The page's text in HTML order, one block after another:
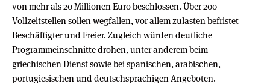
von mehr als 20 Millionen Euro beschlossen. Über 200
Vollzeitstellen sollen wegfallen, vor allem zulasten befristet
Beschäftigter und Freier. Zugleich würden deutliche
Programmeinschnitte drohen, unter anderem beim
griechischen Dienst sowie bei spanischen, arabischen,
portugiesischen und deutschsprachigen Angeboten.